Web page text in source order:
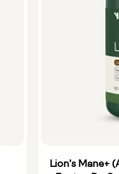
Lion's Mane+